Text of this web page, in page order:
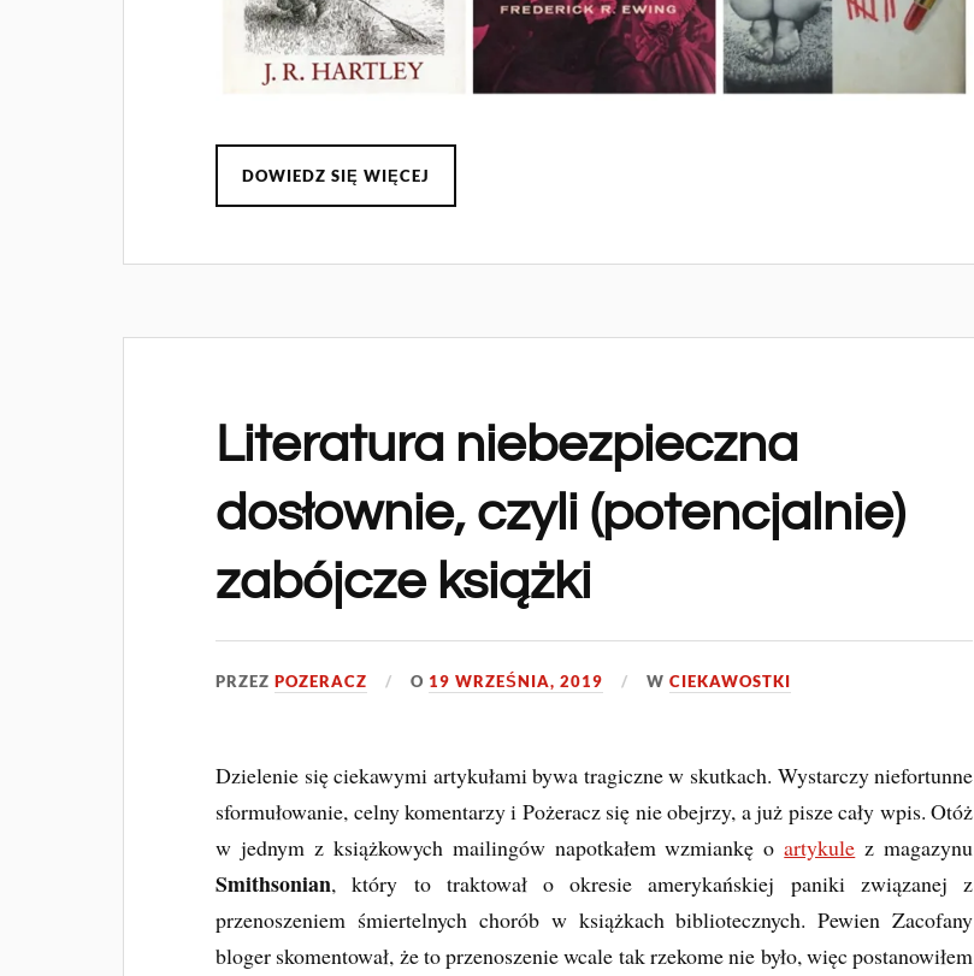
DOWIEDZ SIĘ WIĘCEJ
Literatura niebezpieczna
dosłownie, czyli (potencjalnie)
zabójcze książki
PRZEZPOZERACZ O 19 WRZEŚNIA, 2019 WCIEKAWOSTKI
Dzielenie się ciekawymi artykułami bywa tragiczne w skutkach. Wystarczy niefortunne
sformułowanie, celny komentarzy i Pożeracz się nie obejrzy, a już pisze cały wpis. Otóż
w jednym z książkowych mailingów napotkałem wzmiankę oartykule z magazynu
Smithsonian, który to traktował o okresie amerykańskiej paniki związanej z
przenoszeniem śmiertelnych chorób w książkach bibliotecznych. Pewien Zacofany
bloger skomentował, że to przenoszenie wcale tak rzekome nie było, więc postanowiłem